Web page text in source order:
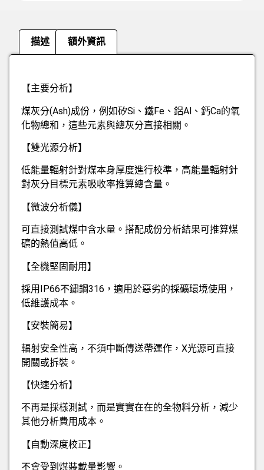
描述 額外資訊
【主要分析】
煤灰分(Ash)成份，例如矽Si、鐵Fe、鋁Al、鈣Ca的氧
化物總和，這些元素與總灰分直接相關。
【雙光源分析】
低能量輻射針對煤本身厚度進行校準，高能量輻射針
對灰分目標元素吸收率推算總含量。
【微波分析儀】
可直接測試煤中含水量。搭配成份分析結果可推算煤
礦的熱值高低。
【全機堅固耐用】
採用IP66不鏽鋼316，適用於惡劣的採礦環境使用，
低維護成本。
【安裝簡易】
輻射安全性高，不須中斷傳送帶運作，X光源可直接
開關或拆裝。
【快速分析】
不再是採樣測試，而是實實在在的全物料分析，減少
其他分析費用成本。
【自動深度校正】
不會受到煤裝載量影響。